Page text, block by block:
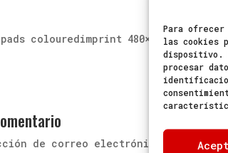
Para ofrecer
las cookies
dispositivo.
procesar
colouredimprint 480×480 crop
de correo electrónico no será